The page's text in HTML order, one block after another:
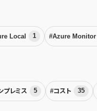
Local 1 #Azure Monitor
プレミス 5 #コスト 35